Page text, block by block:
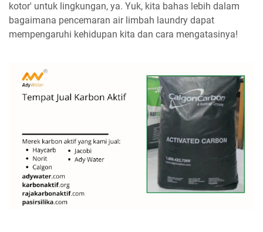
kotor' untuk lingkungan, ya. Yuk, kita bahas lebih dalam
bagaimana pencemaran air limbah laundry dapat
mempengaruhi kehidupan kita dan cara mengatasinya!